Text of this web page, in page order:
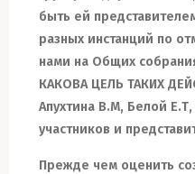
быть ей
разных инстанций по
нами на Общих
КАКОВА ЦЕЛЬ ТАКИХ
Апухтина В.М, Белой Е.Т,
участников и
Прежде чем оценить